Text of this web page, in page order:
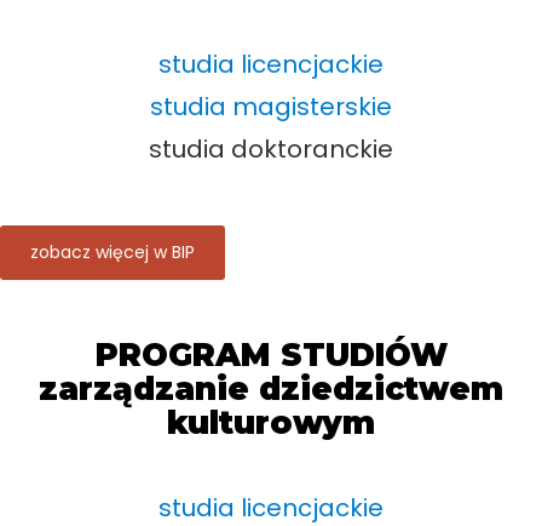
studia licencjackie
studia magisterskie
studia doktoranckie
zobacz więcej w BIP
PROGRAM STUDIÓW
zarządzanie dziedzictwem
kulturowym
studia licencjackie